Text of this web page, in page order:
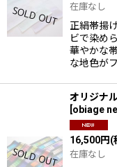
在庫なし
正絹帯揚
ビで染め
華やかな
な地色が
オリジナ
obiage
16,500円(
在庫なし